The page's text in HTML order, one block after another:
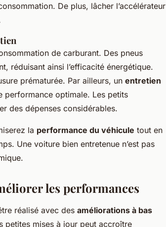
De plus, lâcher l’accélérateur
de carburant. Des pneus
réduisant ainsi l’efficacité énergétique.
prématurée. Par ailleurs, un entretien
performance optimale. Les petits
des dépenses considérables.
la performance du véhicule tout en
Une voiture bien entretenue n’est pas
les performances
réalisé avec des améliorations à bas
petites mises à jour peut accroître